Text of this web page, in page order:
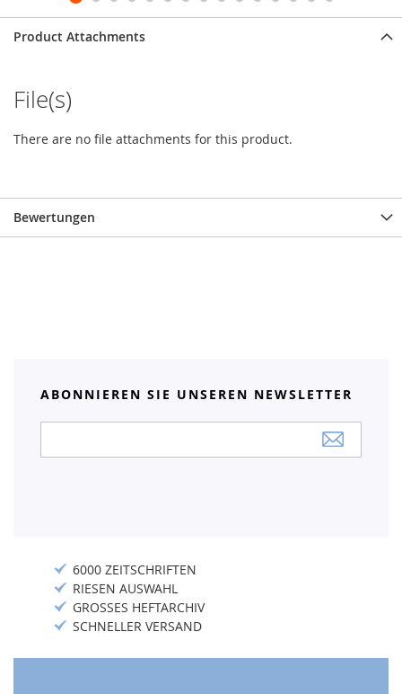
Product Attachments
File(s)
There are no file attachments for this product.
Bewertungen
ABONNIEREN SIE UNSEREN NEWSLETTER
Newsletter:
6000 ZEITSCHRIFTEN
RIESEN AUSWAHL
GROSSES HEFTARCHIV
SCHNELLER VERSAND